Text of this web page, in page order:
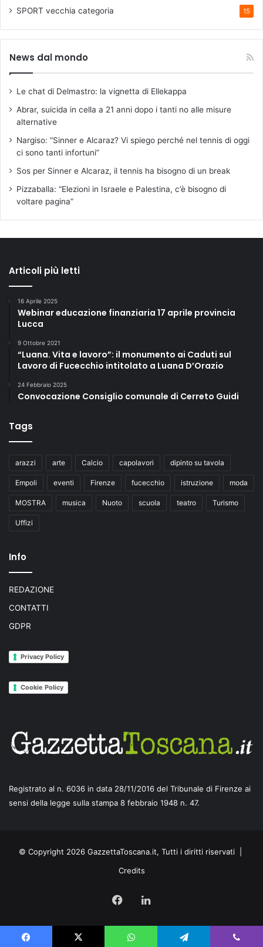
SPORT vecchia categoria 15
News dal mondo
Le chat di Delmastro: la vignetta di Ellekappa
Abrar, suicida in cella a 21 anni dopo i tanti no alle misure
alternative
Nargiso: “Sinner e Alcaraz? Vi spiego perché nel tennis di oggi
ci sono tanti infortuni”
Sos per Sinner e Alcaraz, il tennis ha bisogno di un break
Pizzaballa: “Elezioni in Israele e Palestina, c’è bisogno di
voltare pagina”
Articoli più letti
16 Aprile 2025
Webinar educazione finanziaria 17 aprile provincia
Lucca
9 Ottobre 2021
“Luana. Vita e lavoro”: il monumento ai Caduti sul
Lavoro di Fucecchio intitolato a Luana D’Orazio
24 Febbraio 2025
Convocazione Consiglio comunale di Cerreto Guidi
Tags
arazzi arte Calcio capolavori dipinto su tavola
Empoli eventi Firenze fucecchio istruzione moda
MOSTRA musica Nuoto scuola teatro Turismo
Uffizi
Info
REDAZIONE
CONTATTI
GDPR
Privacy Policy
Cookie Policy
Registrato al n. 6036 in data 28/11/2016 del Tribunale di Firenze ai
sensi della legge sulla stampa 8 febbraio 1948 n. 47.
© Copyright 2026 GazzettaToscana.it, Tutti i diritti riservati |
Credits
FacebookLinkedIn